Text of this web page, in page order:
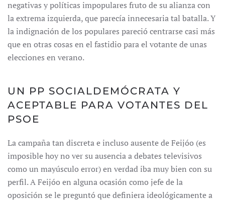
negativas y políticas impopulares fruto de su alianza con
la extrema izquierda, que parecía innecesaria tal batalla. Y
la indignación de los populares pareció centrarse casi más
que en otras cosas en el fastidio para el votante de unas
elecciones en verano.
UN PP SOCIALDEMÓCRATA Y
ACEPTABLE PARA VOTANTES DEL
PSOE
La campaña tan discreta e incluso ausente de Feijóo (es
imposible hoy no ver su ausencia a debates televisivos
como un mayúsculo error) en verdad iba muy bien con su
perfil. A Feijóo en alguna ocasión como jefe de la
oposición se le preguntó que definiera ideológicamente a